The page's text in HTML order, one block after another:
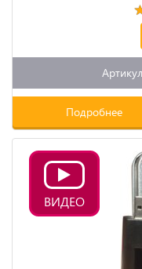
Подробнее
ВИДЕО